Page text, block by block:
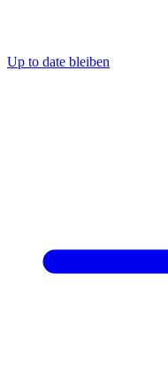
Up to date bleiben